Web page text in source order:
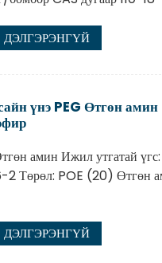
ДЭЛГЭРЭНГҮЙ
үнэ PEG Өтгөн
амин Ижил утгатай
2 Төрөл: POE (20) Өтгөн
ДЭЛГЭРЭНГҮЙ